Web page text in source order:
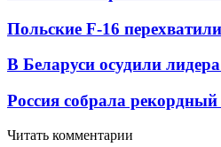
Польские F-16
В Беларуси осудили
Россия собрала
Читать комментарии